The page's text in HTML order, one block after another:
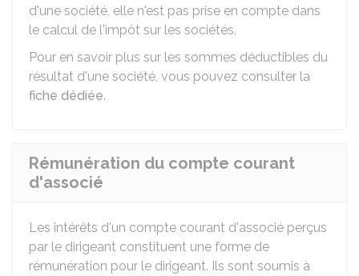
d'une société, elle n'est pas prise en compte dans
le calcul de l'impôt sur les sociétés.
Pour en savoir plus sur les sommes déductibles du
résultat d'une société, vous pouvez consulter la
fiche dédiée.
Rémunération du compte courant
d'associé
Les intérêts d'un compte courant d'associé perçus
par le dirigeant constituent une forme de
rémunération pour le dirigeant. Ils sont soumis à